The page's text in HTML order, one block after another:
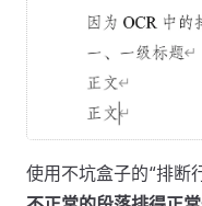
使用不坑盒子的“排断